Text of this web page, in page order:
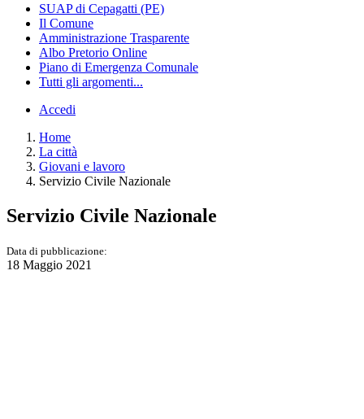
SUAP di Cepagatti (PE)
Il Comune
Amministrazione Trasparente
Albo Pretorio Online
Piano di Emergenza Comunale
Tutti gli argomenti...
Accedi
Home
La città
Giovani e lavoro
Servizio Civile Nazionale
Servizio Civile Nazionale
Data di pubblicazione:
18 Maggio 2021